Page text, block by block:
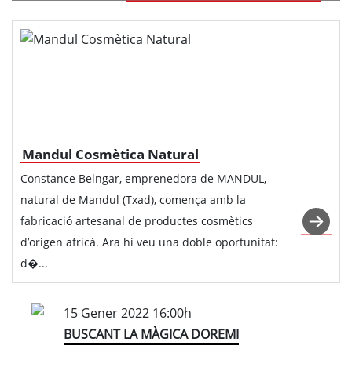
Mandul Cosmètica Natural
Constance Belngar, emprenedora de MANDUL,
natural de Mandul (Txad), comença amb la
fabricació artesanal de productes cosmètics
d’origen africà. Ara hi veu una doble oportunitat:
d�...
15 Gener 2022 16:00h
BUSCANT LA MÀGICA DOREMI